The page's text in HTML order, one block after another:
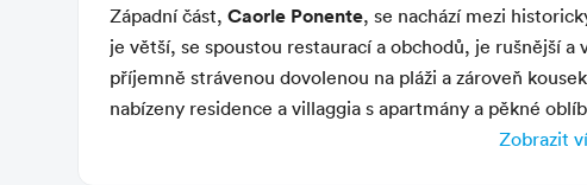
Západní část, Caorle Ponente, se nachází mezi
je větší, se spoustou restaurací a obchodů, je rušnější
příjemně strávenou dovolenou na pláži a zároveň
nabízeny residence a villaggia s apartmány a pěkné
organizovaných
Zobrazit